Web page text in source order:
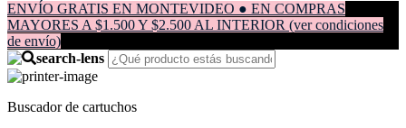
ENVÍO GRATIS EN MONTEVIDEO ● EN COMPRAS
MAYORES A $1.500 Y $2.500 AL INTERIOR (ver condiciones
de envío)
Buscador de cartuchos